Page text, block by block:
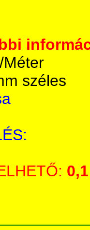
/Méter
széles
0,1